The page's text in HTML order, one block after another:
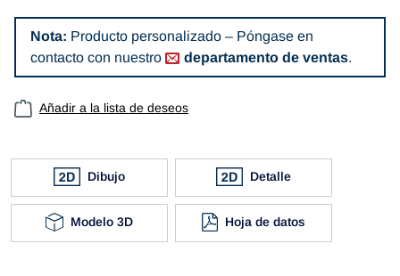
Nota: Producto personalizado – Póngase en
contacto con nuestro
departamento de ventas.
Añadir a la lista de deseos
Dibujo Detalle
Modelo 3D Hoja de datos